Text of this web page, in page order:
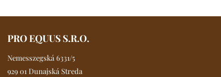
PRO EQUUS S.R.O.
Nemesszegská 6331/5
929 01 Dunajská Streda